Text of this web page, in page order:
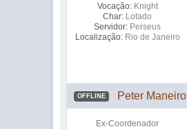
Vocação: Knight
Char: Lotado
Servidor: Perseus
Localização: Rio de Janeiro
OFFLINE Peter Maneiro
Ex-Coordenador